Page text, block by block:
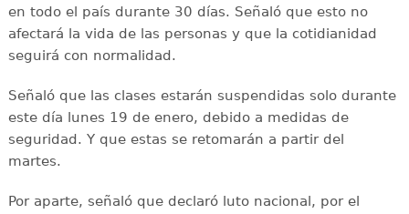
en todo el país durante 30 días. Señaló que esto no
afectará la vida de las personas y que la cotidianidad
seguirá con normalidad.
Señaló que las clases estarán suspendidas solo durante
este día lunes 19 de enero, debido a medidas de
seguridad. Y que estas se retomarán a partir del
martes.
Por aparte, señaló que declaró luto nacional, por el